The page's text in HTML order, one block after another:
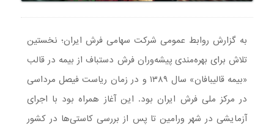
به گزارش روابط عمومی شرکت سهامی فرش ایران؛ نخستین
تلاش برای بهره‌مندی پیشه‌وران فرش دستباف از بیمه در قالب
«بیمه قالیبافان» سال ۱۳۸۹ و در زمان ریاست فیصل مرداسی
در مرکز ملی فرش ایران بود. این آغاز همراه بود با اجرای
آزمایشی در شهر ورامین تا پس از بررسی کاستی‌ها در کشور